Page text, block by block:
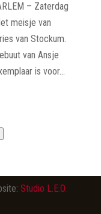
– Zaterdag
meisje van
van Stockum.
van Ansje
is voor...
Studio L.E.O.